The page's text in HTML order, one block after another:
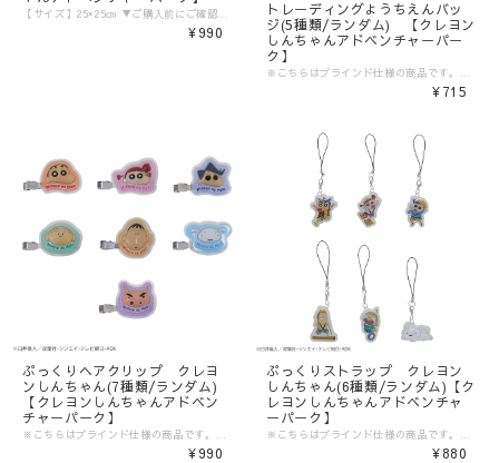
【サイズ】25×25㎝ ▼ご購入前にご確認ください。▼ ‾‾‾‾‾‾‾‾‾‾‾‾‾‾‾ 〈発送について〉 ※商品の発送まで、ご注文日から5〜10日程度の日数をいただいております。 （コンビニ決済/銀行振込の場合はご入金の確認日から5〜10日程度が発送目安となります） お待たせして申し訳ございませんが予めご了承くださいませ。 ※異なる注文IDの商品を一括で梱包・発送することは対応いたしかねます。ご了承ください。 ※商品サイズや選択間違いによる返品・交換は原則お受けできません。必ずご確認の上ご購入をお願いいたします。 〈注意事項〉 ※表示価格は税込みです。 ※商品画像はイメージです。実際の商品の色・デザインとは異なる場合がございます。 ※商品価格・デザイン・仕様・発送日など諸般の事情により、予告なく変更・延期・中止する場合がございます。 ※ご注文後、お客様のご都合によるキャンセル・交換はお受けいたしかねます。 ※在庫に関するお問い合わせ（現在の在庫数や入荷予定等）にはご対応いたしかねます。 ※商品のお届け先は日本国内のみです。 ※商品の第三者への転売やオークションでの出品・転売を固く禁止致します。転売等のトラブルに関しては、一切責任は負いかねます。 〈商品返品・交換について〉 ※不良品・ご注文商品と異なる商品が届いた場合は、商品到着後7日以内に、「お問い合わせフォーム」よりご連絡下さい。 弊社基準による良品、又は代替品との交換、在庫切れ等弊社が応じられない場合は、相当金額を返金いたします。返送、再送にかかる送料は、弊社が負担いたします。 ※商品サイズや選択間違いによる返品・交換はお受けできません。 ※原則として、お客様のご都合による購入商品の返品・交換はお受けできません。 ※初期不良に伴う交換は原則未使用に限り、商品ご到着から7日までとさせていただきます。また、ご到着後7日以内であっても、使用感の認められる商品についての交換はできかねます。ブラインド商品など、開封しないと状態がわからない商品に関しては、画像をお送りいただき判断させていただきます。 ※大量生産による若干の個体差（製品イメージを大きく損なわない程度の塗装ムラ・微細なキズ・縫製など）に関しましては交換対象外となります。 ※外袋、外箱につきましては、商品の梱包材となりますため、本体に影響を及ぼすような凹み、破損を除き、汚れや傷などでの交換は出来かねます。 ※交換対応につきましては、お客様の主観では無く、弊社にて不良の判断を行なうものであることをご理解ください。
¥990
トレーディングようちえんバッ
ジ(5種類/ランダム) 【クレヨン
しんちゃんアドベンチャーパー
ク】
※こちらはブラインド仕様の商品です。絵柄はお選びいただけません。 また商品の特性上、複数ご購入いただいても同じ絵柄の場合がございます。 ▼ご購入前にご確認ください。▼ ‾‾‾‾‾‾‾‾‾‾‾‾‾‾‾ 〈発送について〉 ※商品の発送まで、ご注文日から5〜10日程度の日数をいただいております。 （コンビニ決済/銀行振込の場合はご入金の確認日から5〜10日程度が発送目安となります） お待たせして申し訳ございませんが予めご了承くださいませ。 ※異なる注文IDの商品を一括で梱包・発送することは対応いたしかねます。ご了承ください。 ※商品サイズや選択間違いによる返品・交換は原則お受けできません。必ずご確認の上ご購入をお願いいたします。 〈注意事項〉 ※表示価格は税込みです。 ※商品画像はイメージです。実際の商品の色・デザインとは異なる場合がございます。 ※商品価格・デザイン・仕様・発送日など諸般の事情により、予告なく変更・延期・中止する場合がございます。 ※ご注文後、お客様のご都合によるキャンセル・交換はお受けいたしかねます。 ※在庫に関するお問い合わせ（現在の在庫数や入荷予定等）にはご対応いたしかねます。 ※商品のお届け先は日本国内のみです。 ※商品の第三者への転売やオークションでの出品・転売を固く禁止致します。転売等のトラブルに関しては、一切責任は負いかねます。 〈商品返品・交換について〉 ※不良品・ご注文商品と異なる商品が届いた場合は、商品到着後7日以内に、「お問い合わせフォーム」よりご連絡下さい。 弊社基準による良品、又は代替品との交換、在庫切れ等弊社が応じられない場合は、相当金額を返金いたします。返送、再送にかかる送料は、弊社が負担いたします。 ※商品サイズや選択間違いによる返品・交換はお受けできません。 ※原則として、お客様のご都合による購入商品の返品・交換はお受けできません。 ※初期不良に伴う交換は原則未使用に限り、商品ご到着から7日までとさせていただきます。また、ご到着後7日以内であっても、使用感の認められる商品についての交換はできかねます。ブラインド商品など、開封しないと状態がわからない商品に関しては、画像をお送りいただき判断させていただきます。 ※大量生産による若干の個体差（製品イメージを大きく損なわない程度の塗装ムラ・微細なキズ・縫製など）に関しましては交換対象外となります。 ※外袋、外箱につきましては、商品の梱包材となりますため、本体に影響を及ぼすような凹み、破損を除き、汚れや傷などでの交換は出来かねます。 ※交換対応につきましては、お客様の主観では無く、弊社にて不良の判断を行なうものであることをご理解ください。
¥715
ぷっくりヘアクリップ クレヨ
ンしんちゃん(7種類/ランダム)
【クレヨンしんちゃんアドベン
チャーパーク】
※こちらはブラインド仕様の商品です。絵柄はお選びいただけません。 また商品の特性上、複数ご購入いただいても同じ絵柄の場合がございます。 ▼ご購入前にご確認ください。▼ ‾‾‾‾‾‾‾‾‾‾‾‾‾‾‾ 〈発送について〉 ※商品の発送まで、ご注文日から5〜10日程度の日数をいただいております。 （コンビニ決済/銀行振込の場合はご入金の確認日から5〜10日程度が発送目安となります） お待たせして申し訳ございませんが予めご了承くださいませ。 ※異なる注文IDの商品を一括で梱包・発送することは対応いたしかねます。ご了承ください。 ※商品サイズや選択間違いによる返品・交換は原則お受けできません。必ずご確認の上ご購入をお願いいたします。 〈注意事項〉 ※表示価格は税込みです。 ※商品画像はイメージです。実際の商品の色・デザインとは異なる場合がございます。 ※商品価格・デザイン・仕様・発送日など諸般の事情により、予告なく変更・延期・中止する場合がございます。 ※ご注文後、お客様のご都合によるキャンセル・交換はお受けいたしかねます。 ※在庫に関するお問い合わせ（現在の在庫数や入荷予定等）にはご対応いたしかねます。 ※商品のお届け先は日本国内のみです。 ※商品の第三者への転売やオークションでの出品・転売を固く禁止致します。転売等のトラブルに関しては、一切責任は負いかねます。 〈商品返品・交換について〉 ※不良品・ご注文商品と異なる商品が届いた場合は、商品到着後7日以内に、「お問い合わせフォーム」よりご連絡下さい。 弊社基準による良品、又は代替品との交換、在庫切れ等弊社が応じられない場合は、相当金額を返金いたします。返送、再送にかかる送料は、弊社が負担いたします。 ※商品サイズや選択間違いによる返品・交換はお受けできません。 ※原則として、お客様のご都合による購入商品の返品・交換はお受けできません。 ※初期不良に伴う交換は原則未使用に限り、商品ご到着から7日までとさせていただきます。また、ご到着後7日以内であっても、使用感の認められる商品についての交換はできかねます。ブラインド商品など、開封しないと状態がわからない商品に関しては、画像をお送りいただき判断させていただきます。 ※大量生産による若干の個体差（製品イメージを大きく損なわない程度の塗装ムラ・微細なキズ・縫製など）に関しましては交換対象外となります。 ※外袋、外箱につきましては、商品の梱包材となりますため、本体に影響を及ぼすような凹み、破損を除き、汚れや傷などでの交換は出来かねます。 ※交換対応につきましては、お客様の主観では無く、弊社にて不良の判断を行なうものであることをご理解ください。
¥990
ぷっくりストラップ クレヨン
しんちゃん(6種類/ランダム)【ク
レヨンしんちゃんアドベンチャ
ーパーク】
※こちらはブラインド仕様の商品です。絵柄はお選びいただけません。 また商品の特性上、複数ご購入いただいても同じ絵柄の場合がございます。 ▼ご購入前にご確認ください。▼ ‾‾‾‾‾‾‾‾‾‾‾‾‾‾‾ 〈発送について〉 ※商品の発送まで、ご注文日から5〜10日程度の日数をいただいております。 （コンビニ決済/銀行振込の場合はご入金の確認日から5〜10日程度が発送目安となります） お待たせして申し訳ございませんが予めご了承くださいませ。 ※異なる注文IDの商品を一括で梱包・発送することは対応いたしかねます。ご了承ください。 ※商品サイズや選択間違いによる返品・交換は原則お受けできません。必ずご確認の上ご購入をお願いいたします。 〈注意事項〉 ※表示価格は税込みです。 ※商品画像はイメージです。実際の商品の色・デザインとは異なる場合がございます。 ※商品価格・デザイン・仕様・発送日など諸般の事情により、予告なく変更・延期・中止する場合がございます。 ※ご注文後、お客様のご都合によるキャンセル・交換はお受けいたしかねます。 ※在庫に関するお問い合わせ（現在の在庫数や入荷予定等）にはご対応いたしかねます。 ※商品のお届け先は日本国内のみです。 ※商品の第三者への転売やオークションでの出品・転売を固く禁止致します。転売等のトラブルに関しては、一切責任は負いかねます。 〈商品返品・交換について〉 ※不良品・ご注文商品と異なる商品が届いた場合は、商品到着後7日以内に、「お問い合わせフォーム」よりご連絡下さい。 弊社基準による良品、又は代替品との交換、在庫切れ等弊社が応じられない場合は、相当金額を返金いたします。返送、再送にかかる送料は、弊社が負担いたします。 ※商品サイズや選択間違いによる返品・交換はお受けできません。 ※原則として、お客様のご都合による購入商品の返品・交換はお受けできません。 ※初期不良に伴う交換は原則未使用に限り、商品ご到着から7日までとさせていただきます。また、ご到着後7日以内であっても、使用感の認められる商品についての交換はできかねます。ブラインド商品など、開封しないと状態がわからない商品に関しては、画像をお送りいただき判断させていただきます。 ※大量生産による若干の個体差（製品イメージを大きく損なわない程度の塗装ムラ・微細なキズ・縫製など）に関しましては交換対象外となります。 ※外袋、外箱につきましては、商品の梱包材となりますため、本体に影響を及ぼすような凹み、破損を除き、汚れや傷などでの交換は出来かねます。 ※交換対応につきましては、お客様の主観では無く、弊社にて不良の判断を行なうものであることをご理解ください。
¥880